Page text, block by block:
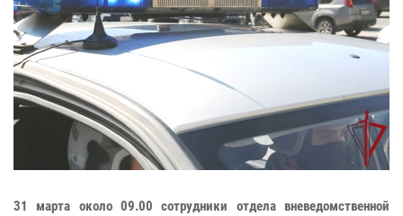
31 марта около 09.00 сотрудники отдела вневедомственной